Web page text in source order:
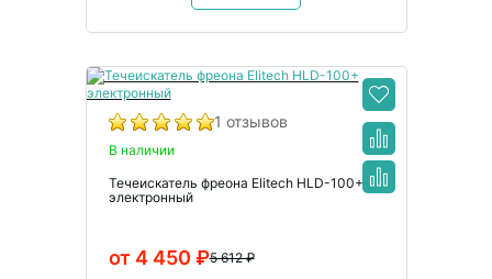
1 отзывов
В наличии
Течеискатель фреона Elitech HLD-100+
электронный
5 612 ₽
от 4 450 ₽